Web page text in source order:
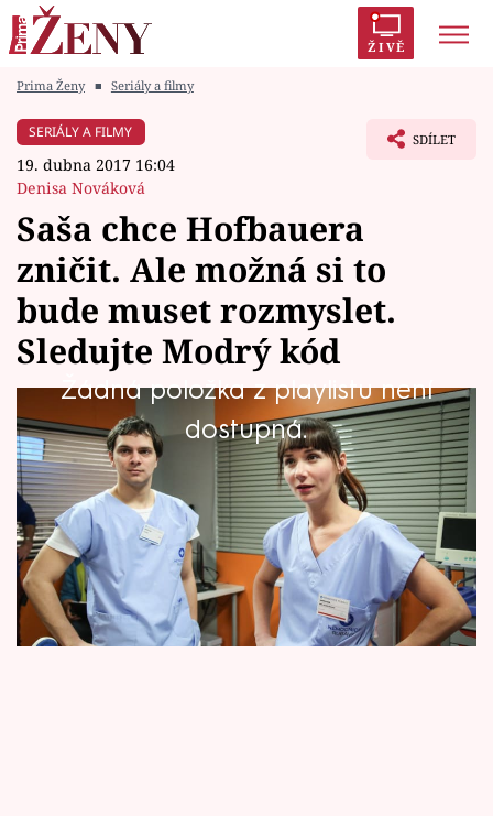
ŽIVĚ
Módní alarm
Témata
Celebrity
Vztahy
Seriály
Horoskopy
Sledujte prima+
Filmový festival Karlovy Vary
Prima Ženy ■ Seriály a filmy
SERIÁLY A FILMY
19. dubna 2017 16:04
Denisa Nováková
SDÍLET
Saša chce Hofbauera
zničit. Ale možná si to
bude muset rozmyslet.
Sledujte Modrý kód
Žádná položka z playlistu není
dostupná.
Vztahy mezi Davidem Hofbauerem a Sašou
Růžičkovou nejsou zcela standartní. To ale
nejsou vztahy Saši s nikým z nemocnice v
Rubavě. Protože ji ale David přitahuje i jako
muž, zvolí skutečně „špinavou“ taktiku…